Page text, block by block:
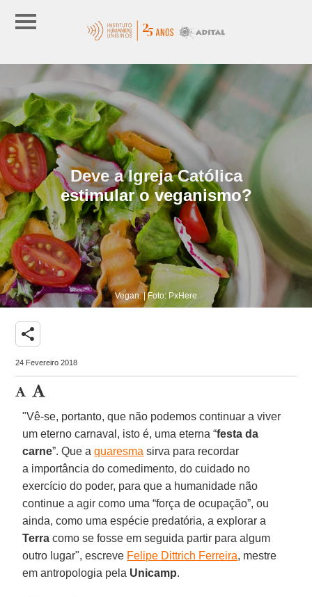
Deve a Igreja Católica
estimular o veganismo?
Vegan. | Foto: PxHere
share
24 Fevereiro 2018
"Vê-se, portanto, que não podemos continuar a viver
um eterno carnaval, isto é, uma eterna “festa da
carne”. Que aquaresma sirva para recordar
a importância do comedimento, do cuidado no
exercício do poder, para que a humanidade não
continue a agir como uma “força de ocupação”, ou
ainda, como uma espécie predatória, a explorar a
Terra como se fosse em seguida partir para algum
outro lugar", escreve Felipe Dittrich Ferreira, mestre
em antropologia pela Unicamp.